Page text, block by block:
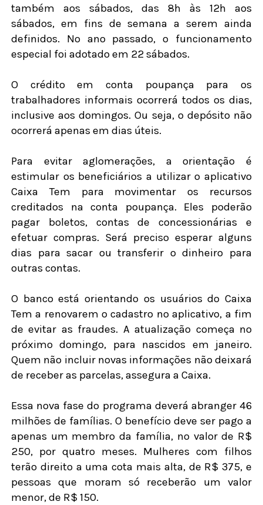
também aos sábados, das 8h às 12h aos
sábados, em fins de semana a serem ainda
definidos. No ano passado, o funcionamento
especial foi adotado em 22 sábados.
O crédito em conta poupança para os
trabalhadores informais ocorrerá todos os dias,
inclusive aos domingos. Ou seja, o depósito não
ocorrerá apenas em dias úteis.
Para evitar aglomerações, a orientação é
estimular os beneficiários a utilizar o aplicativo
Caixa Tem para movimentar os recursos
creditados na conta poupança. Eles poderão
pagar boletos, contas de concessionárias e
efetuar compras. Será preciso esperar alguns
dias para sacar ou transferir o dinheiro para
outras contas.
O banco está orientando os usuários do Caixa
Tem a renovarem o cadastro no aplicativo, a fim
de evitar as fraudes. A atualização começa no
próximo domingo, para nascidos em janeiro.
Quem não incluir novas informações não deixará
de receber as parcelas, assegura a Caixa.
Essa nova fase do programa deverá abranger 46
milhões de famílias. O benefício deve ser pago a
apenas um membro da família, no valor de R$
250, por quatro meses. Mulheres com filhos
terão direito a uma cota mais alta, de R$ 375, e
pessoas que moram só receberão um valor
menor, de R$ 150.